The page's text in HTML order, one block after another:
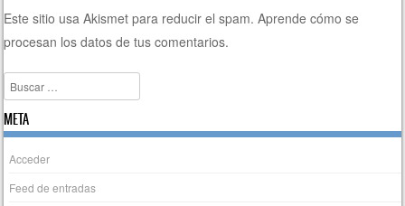
Este sitio usa Akismet para reducir el spam.Aprende cómo se
procesan los datos de tus comentarios.
Buscar
META
Acceder
Feed de entradas